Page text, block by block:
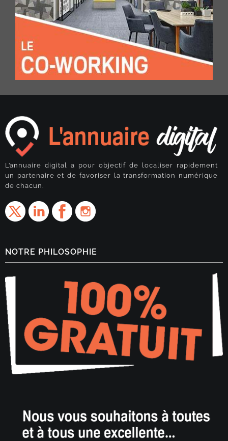
L’annuaire digital a pour objectif de localiser rapidement
un partenaire et de favoriser la transformation numérique
de chacun.
NOTRE PHILOSOPHIE